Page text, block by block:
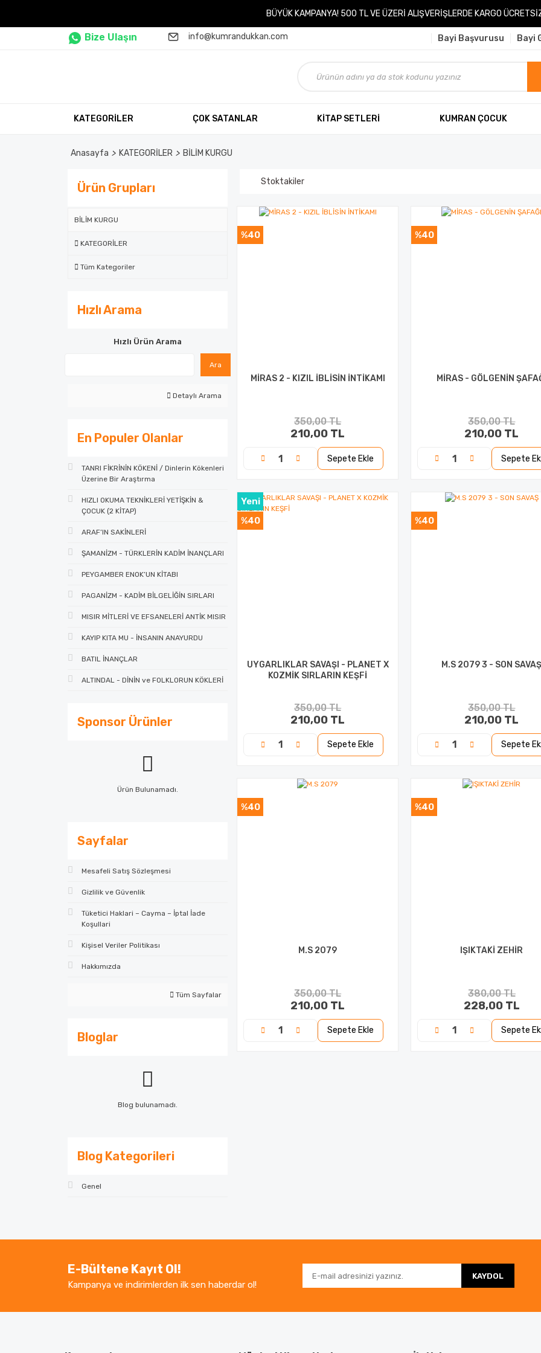
BÜYÜK KAMPANYA! 500 TL VE ÜZERİ ALIŞVERİŞLERDE KARGO
Bize Ulaşın info@kumrandukkan.com Bayi Başvurusu Bayi
KATEGORİLER ÇOK SATANLAR KİTAP SETLERİ KUMRAN ÇOCUK
Anasayfa KATEGORİLER BİLİM KURGU
Ürün Grupları
BİLİM KURGU
KATEGORİLER
Tüm Kategoriler
Hızlı Arama
Hızlı Ürün Arama
Ara
Detaylı Arama
En Populer Olanlar
TANRI FİKRİNİN KÖKENİ / Dinlerin Kökenleri
Üzerine Bir Araştırma
HIZLI OKUMA TEKNİKLERİ YETİŞKİN &
ÇOCUK (2 KİTAP)
ARAF’IN SAKİNLERİ
ŞAMANİZM - TÜRKLERİN KADİM İNANÇLARI
PEYGAMBER ENOK’UN KİTABI
PAGANİZM - KADİM BİLGELİĞİN SIRLARI
MISIR MİTLERİ VE EFSANELERİ ANTİK MISIR
KAYIP KITA MU - İNSANIN ANAYURDU
BATIL İNANÇLAR
ALTINDAL - DİNİN ve FOLKLORUN KÖKLERİ
Sponsor Ürünler
Ürün Bulunamadı.
Sayfalar
Mesafeli Satış Sözleşmesi
Gizlilik ve Güvenlik
Tüketici Haklari – Cayma – İptal İade
Koşullari
Kişisel Veriler Politikası
Hakkımızda
Tüm Sayfalar
Bloglar
Blog bulunamadı.
Blog Kategorileri
Genel
Stoktakiler
%40
MİRAS 2 - KIZIL İBLİSİN İNTİKAMI
350,00 TL
210,00 TL
Sepete Ekle
%40
MİRAS - GÖLGENİN
350,00 TL
210,00 TL
Sepete
%40
Yeni
UYGARLIKLAR SAVAŞI - PLANET X
KOZMİK SIRLARIN KEŞFİ
350,00 TL
210,00 TL
Sepete Ekle
%40
M.S 2079 3 - SON
350,00 TL
210,00 TL
Sepete
%40
M.S 2079
350,00 TL
210,00 TL
Sepete Ekle
%40
IŞIKTAKİ ZEHİR
380,00 TL
228,00 TL
Sepete
E-Bültene Kayıt Ol!
Kampanya ve indirimlerden ilk sen haberdar ol!
KAYDOL